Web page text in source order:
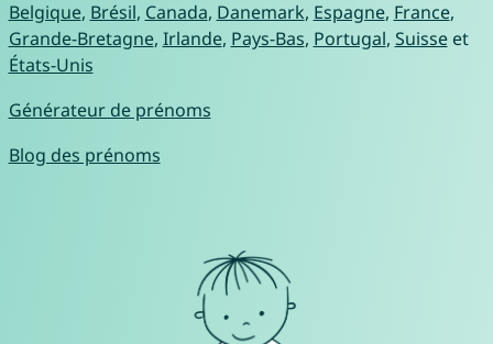
Belgique, Brésil, Canada, Danemark, Espagne, France,
Grande-Bretagne, Irlande, Pays-Bas, Portugal, Suisseet
États-Unis
Générateur de prénoms
Blog des prénoms